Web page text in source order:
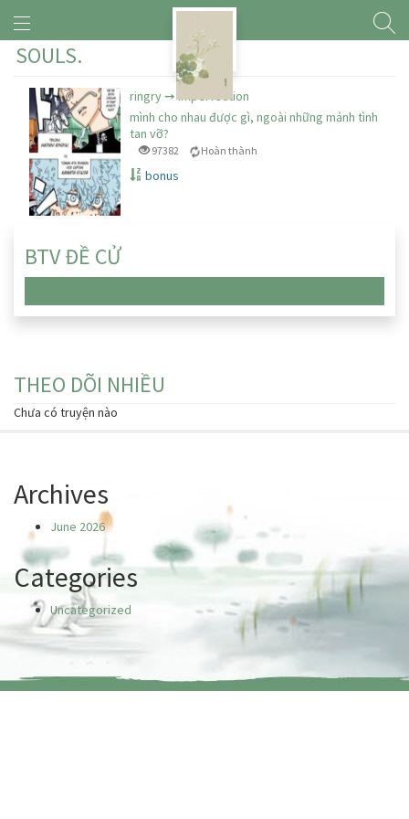
SOULS.
ringry ➙ imperfection
mình cho nhau được gì, ngoài những mảnh tình
tan vỡ?
97382 Hoàn thành
bonus
BTV ĐỀ CỬ
THEO DÕI NHIỀU
Chưa có truyện nào
Archives
June 2026
Categories
Uncategorized